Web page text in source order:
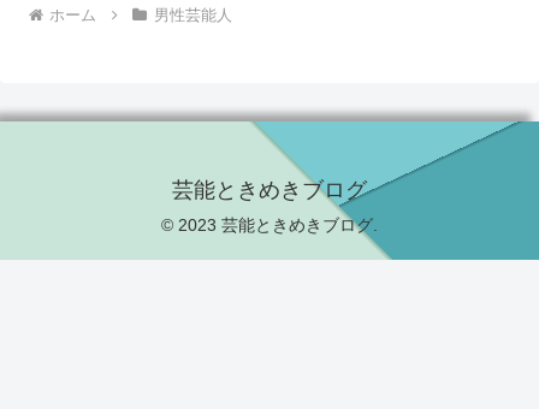
ホーム 男性芸能人
芸能ときめきブログ
© 2023 芸能ときめきブログ.